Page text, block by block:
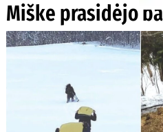
Miške prasidėjo